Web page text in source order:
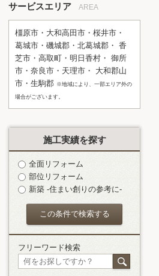
T様邸 トイレリフォーム工事
サービスエリア AREA
橿原市・大和高田市・桜井市・
葛城市・磯城郡・北葛城郡・ 香
芝市・高取町・明日香村・ 御所
市・奈良市・天理市・ 大和郡山
市・生駒郡 ※地域により、一部エリア外の
場合がございます。
施工実績を探す
全面リフォーム
部位リフォーム
新築 -住まい創りの参考に-
フリーワード検索